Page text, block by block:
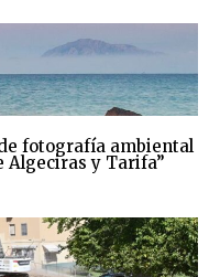
fotografía ambiental
Algeciras y Tarifa”